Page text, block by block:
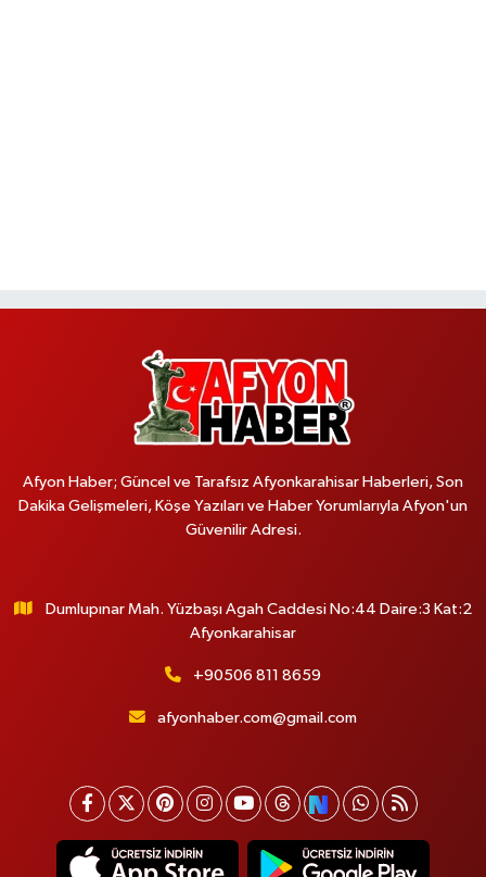
Afyon Haber; Güncel ve Tarafsız Afyonkarahisar Haberleri, Son
Dakika Gelişmeleri, Köşe Yazıları ve Haber Yorumlarıyla Afyon'un
Güvenilir Adresi.
Dumlupınar Mah. Yüzbaşı Agah Caddesi No:44 Daire:3 Kat:2
Afyonkarahisar
+90506 811 8659
afyonhaber.com@gmail.com